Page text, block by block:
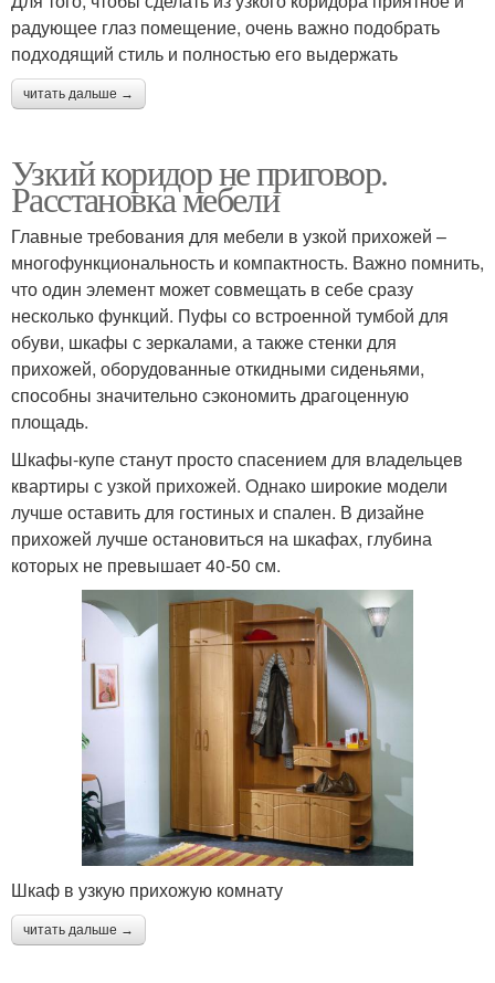
радующее глаз помещение, очень важно подобрать
подходящий стиль и полностью его выдержать
читать дальше →
Узкий коридор не приговор.
Расстановка мебели
Главные требования для мебели в узкой прихожей –
многофункциональность и компактность. Важно помнить,
что один элемент может совмещать в себе сразу
несколько функций. Пуфы со встроенной тумбой для
обуви, шкафы с зеркалами, а также стенки для
прихожей, оборудованные откидными сиденьями,
способны значительно сэкономить драгоценную
площадь.
Шкафы-купе станут просто спасением для владельцев
квартиры с узкой прихожей. Однако широкие модели
лучше оставить для гостиных и спален. В дизайне
прихожей лучше остановиться на шкафах, глубина
которых не превышает 40-50 см.
Шкаф в узкую прихожую комнату
читать дальше →